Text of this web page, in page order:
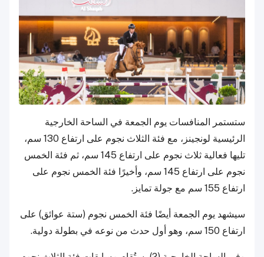
ستستمر المنافسات يوم الجمعة في الساحة الخارجية
الرئيسية لونجينز، مع فئة الثلاث نجوم على ارتفاع 130 سم،
تليها فعالية ثلاث نجوم على ارتفاع 145 سم، ثم فئة الخمس
نجوم على ارتفاع 145 سم، وأخيرًا فئة الخمس نجوم على
ارتفاع 155 سم مع جولة تمايز.
سيشهد يوم الجمعة أيضًا فئة الخمس نجوم (ستة عوائق) على
ارتفاع 150 سم، وهو أول حدث من نوعه في بطولة دولية.